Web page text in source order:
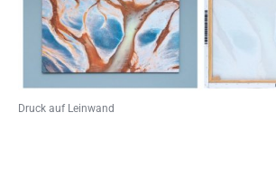
Druck auf Leinwand